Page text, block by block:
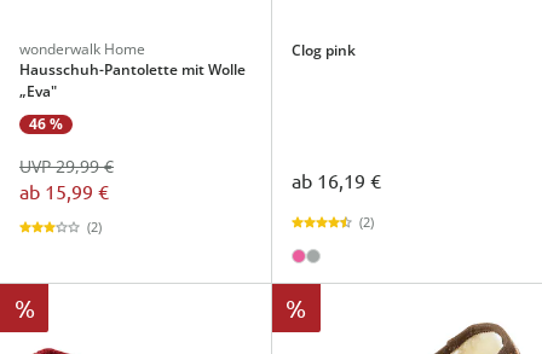
wonderwalk Home
Hausschuh-Pantolette mit Wolle
„Eva"
46 %
ab 15,99 €
UVP 29,99 €
(2)
Clog pink
ab 16,19 €
(2)
% %